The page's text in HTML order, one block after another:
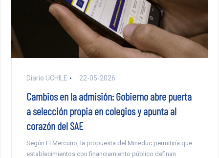
Diario UCHILE 22-05-2026
Cambios en la admisión: Gobierno abre puerta
a selección propia en colegios y apunta al
corazón del SAE
Según El Mercurio, la propuesta del Mineduc permitiría que
establecimientos con financiamiento público definan